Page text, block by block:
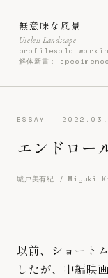
無意味な風景
Useless Landscape
profilesolo work
解体新書: specimen
ESSAY —
エンドロー
城戸美有紀 / Miyuki
以前、ショート
したが、中編映